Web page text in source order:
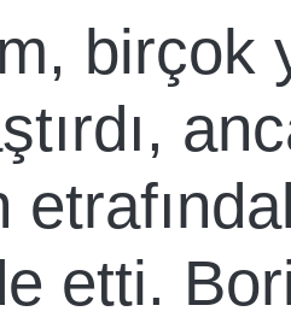
birçok
etti.